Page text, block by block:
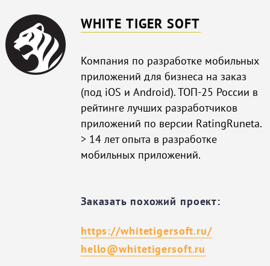
WHITE TIGER SOFT
Компания по разработке мобильных
приложений для бизнеса на заказ
(под iOS и Android). ТОП-25 России в
рейтинге лучших разработчиков
приложений по версии RatingRuneta.
> 14 лет опыта в разработке
мобильных приложений.
Заказать похожий проект:
https://whitetigersoft.ru/
hello@whitetigersoft.ru